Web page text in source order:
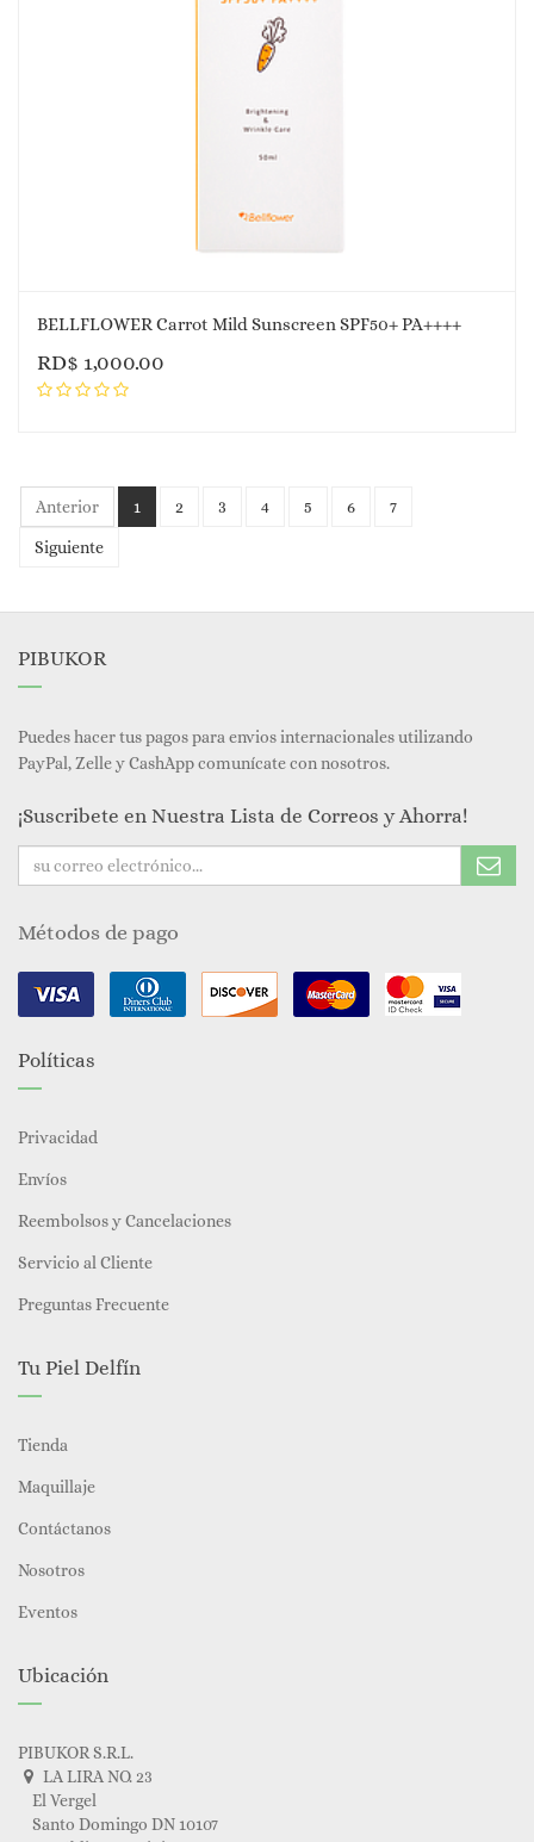
BELLFLOWER Carrot Mild Sunscreen SPF50+ PA++++
RD$ 1,000.00
Anterior 1 2 3 4 5 6 7
Siguiente
PIBUKOR
Puedes hacer tus pagos para envios internacionales utilizando
PayPal, Zelle y CashApp comunícate con nosotros.
¡Suscribete en Nuestra Lista de Correos y Ahorra!
Métodos de pago
Políticas
Privacidad
Envíos
Reembolsos y Cancelaciones
Servicio al Cliente
Preguntas Frecuente
Tu Piel Delfín
Tienda
Maquillaje
Contáctanos
Nosotros
Eventos
Ubicación
PIBUKOR S.R.L.
LA LIRA NO. 23
El Vergel
Santo Domingo DN 10107